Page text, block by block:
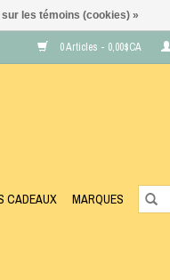
0 Articles - 0,00$CA
CADEAUX MARQUES
les témoins (cookies) »